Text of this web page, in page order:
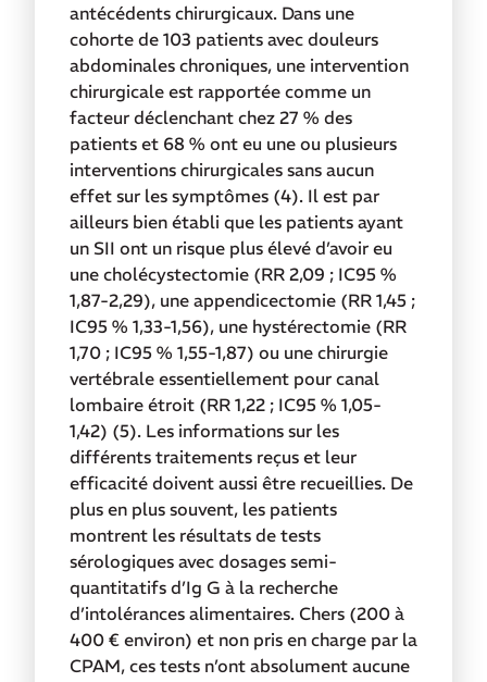
antécédents chirurgicaux. Dans une
cohorte de 103 patients avec douleurs
abdominales chroniques, une intervention
chirurgicale est rapportée comme un
facteur déclenchant chez 27 % des
patients et 68 % ont eu une ou plusieurs
interventions chirurgicales sans aucun
effet sur les symptômes (4). Il est par
ailleurs bien établi que les patients ayant
un SII ont un risque plus élevé d’avoir eu
une cholécystectomie (RR 2,09 ; IC95 %
1,87-2,29), une appendicectomie (RR 1,45 ;
IC95 % 1,33-1,56), une hystérectomie (RR
1,70 ; IC95 % 1,55-1,87) ou une chirurgie
vertébrale essentiellement pour canal
lombaire étroit (RR 1,22 ; IC95 % 1,05-
1,42) (5). Les informations sur les
différents traitements reçus et leur
efficacité doivent aussi être recueillies. De
plus en plus souvent, les patients
montrent les résultats de tests
sérologiques avec dosages semi-
quantitatifs d’Ig G à la recherche
d’intolérances alimentaires. Chers (200 à
400 € environ) et non pris en charge par la
CPAM, ces tests n’ont absolument aucune